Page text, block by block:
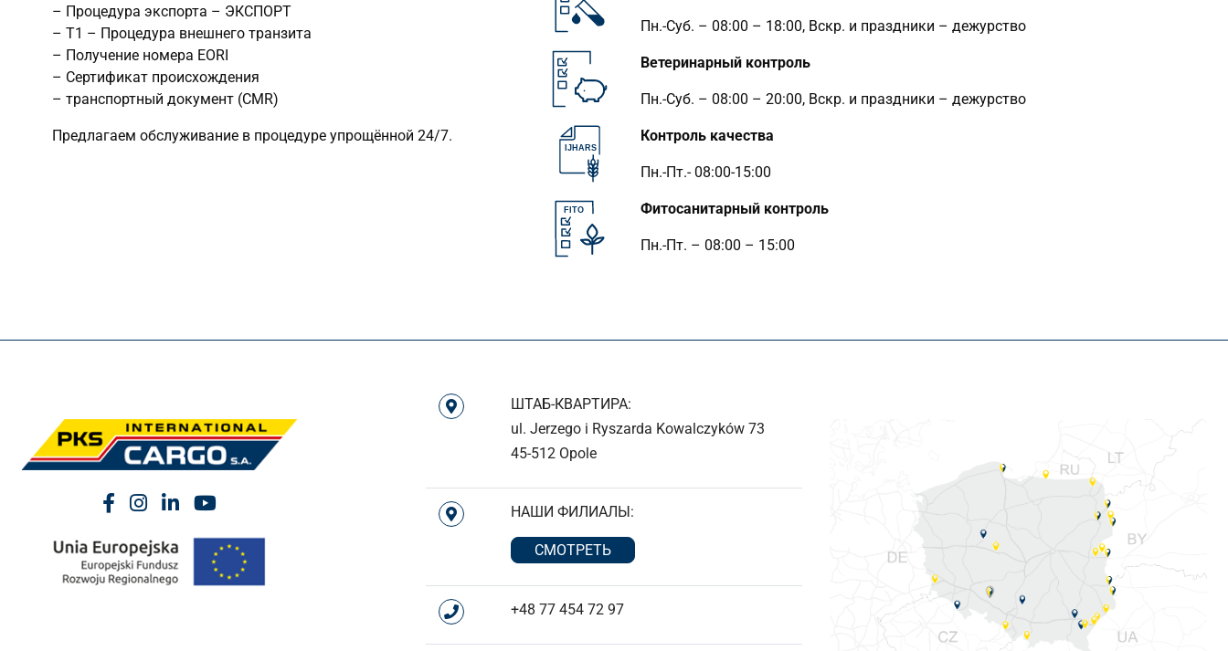
– Процедура экспорта – ЭКСПОРТ
– T1 – Процедура внешнего транзита
– Получение номера EORI
– Сертификат происхождения
– транспортный документ (CMR)
Предлагаем обслуживание в процедуре упрощённой 24/7.
IJHARS
FITO
Пн.-Суб. – 08:00 – 18:00, Вскр. и праздники – дежурство
Ветеринарный контроль
Пн.-Суб. – 08:00 – 20:00, Вскр. и праздники – дежурство
Контроль качества
Пн.-Пт.- 08:00-15:00
Фитосанитарный контроль
Пн.-Пт. – 08:00 – 15:00
ШТАБ-КВАРТИРА:
ul. Jerzego i Ryszarda Kowalczyków 73
45-512 Opole
НАШИ ФИЛИАЛЫ:
СМОТРЕТЬ
+48 77 454 72 97